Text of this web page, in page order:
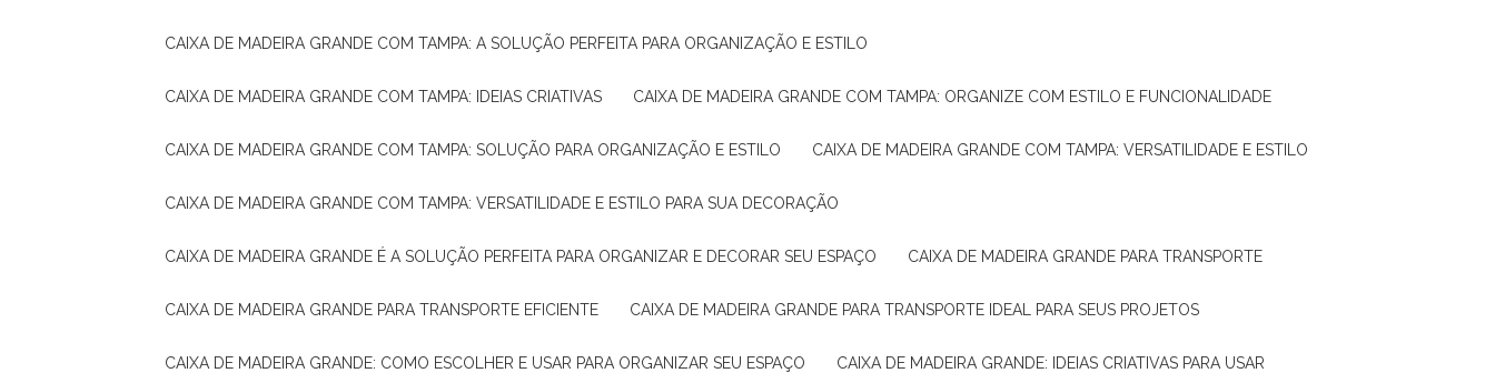
CAIXA DE MADEIRA GRANDE COM TAMPA: A SOLUÇÃO PERFEITA PARA ORGANIZAÇÃO E ESTILO
CAIXA DE MADEIRA GRANDE COM TAMPA: IDEIAS CRIATIVAS CAIXA DE MADEIRA GRANDE COM TAMPA: ORGANIZE COM ESTILO E FUNCIONALIDADE
CAIXA DE MADEIRA GRANDE COM TAMPA: SOLUÇÃO PARA ORGANIZAÇÃO E ESTILO CAIXA DE MADEIRA GRANDE COM TAMPA: VERSATILIDADE E ESTILO
CAIXA DE MADEIRA GRANDE COM TAMPA: VERSATILIDADE E ESTILO PARA SUA DECORAÇÃO
CAIXA DE MADEIRA GRANDE É A SOLUÇÃO PERFEITA PARA ORGANIZAR E DECORAR SEU ESPAÇO CAIXA DE MADEIRA GRANDE PARA TRANSPORTE
CAIXA DE MADEIRA GRANDE PARA TRANSPORTE EFICIENTE CAIXA DE MADEIRA GRANDE PARA TRANSPORTE IDEAL PARA SEUS PROJETOS
CAIXA DE MADEIRA GRANDE: COMO ESCOLHER E USAR PARA ORGANIZAR SEU ESPAÇO CAIXA DE MADEIRA GRANDE: IDEIAS CRIATIVAS PARA USAR